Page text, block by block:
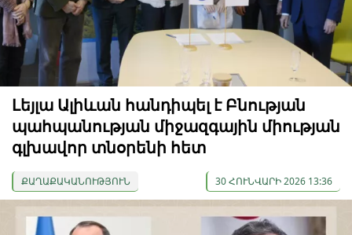
Լեյլա Ալիևան հանդիպել է Բնության
պահպանության միջազգային միության
գլխավոր տնօրենի հետ
ՔԱՂԱՔԱԿԱՆՈՒԹՅՈՒՆ 30 ՀՈՒՆՎԱՐԻ 2026 13:36